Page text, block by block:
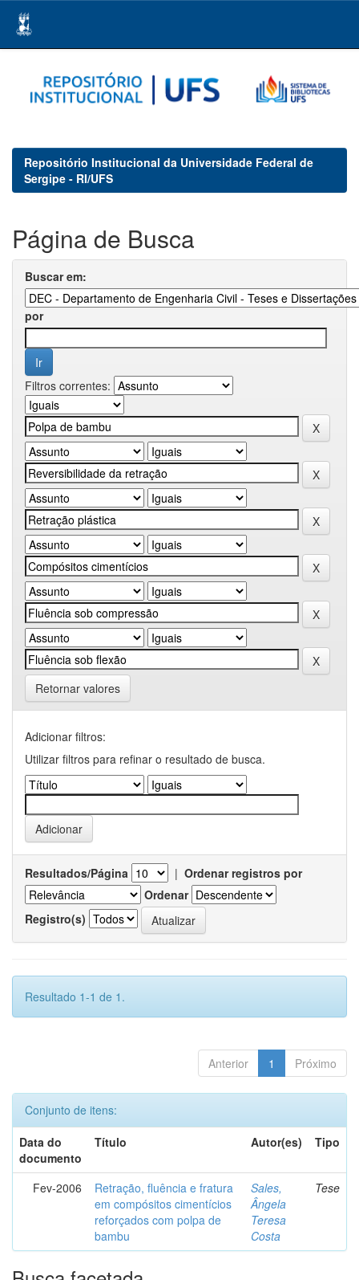
navigation
Repositório Institucional da Universidade Federal de
Sergipe - RI/UFS
Página de Busca
Buscar em:
por
Filtros correntes:
Retornar valores
Adicionar filtros:
Utilizar filtros para refinar o resultado de busca.
Resultados/Página | Ordenar registros por
Ordenar
Registro(s)
Resultado 1-1 de 1.
Anterior 1 Próximo
Conjunto de itens:
Data do
documento
Título Autor(es) Tipo
Fev-2006
Retração, fluência e fratura
em compósitos cimentícios
reforçados com polpa de
bambu
Sales,
Ângela
Teresa
Costa
Tese